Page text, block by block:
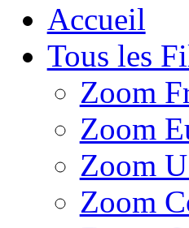
Accueil
Tous les
Zoom
Zoom
Zoom
Zoom